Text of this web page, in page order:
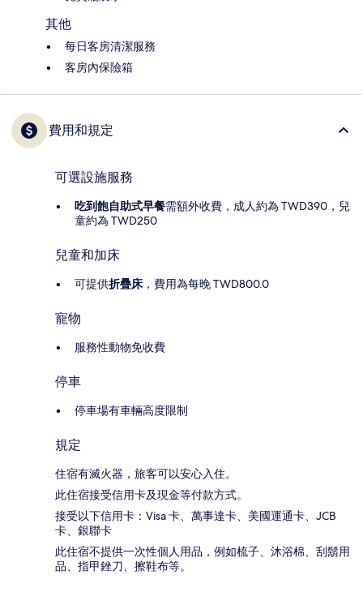
其他
每日客房清潔服務
客房內保險箱
費用和規定
可選設施服務
吃到飽自助式早餐需額外收費，成人約為 TWD390，兒
童約為 TWD250
兒童和加床
可提供折疊床 ，費用為每晚 TWD800.0
寵物
服務性動物免收費
停車
停車場有車輛高度限制
規定
住宿有滅火器，旅客可以安心入住。
此住宿接受信用卡及現金等付款方式。
接受以下信用卡：Visa 卡、萬事達卡、美國運通卡、JCB
卡、銀聯卡
此住宿不提供一次性個人用品，例如梳子、沐浴棉、刮鬍用
品、指甲銼刀、擦鞋布等。